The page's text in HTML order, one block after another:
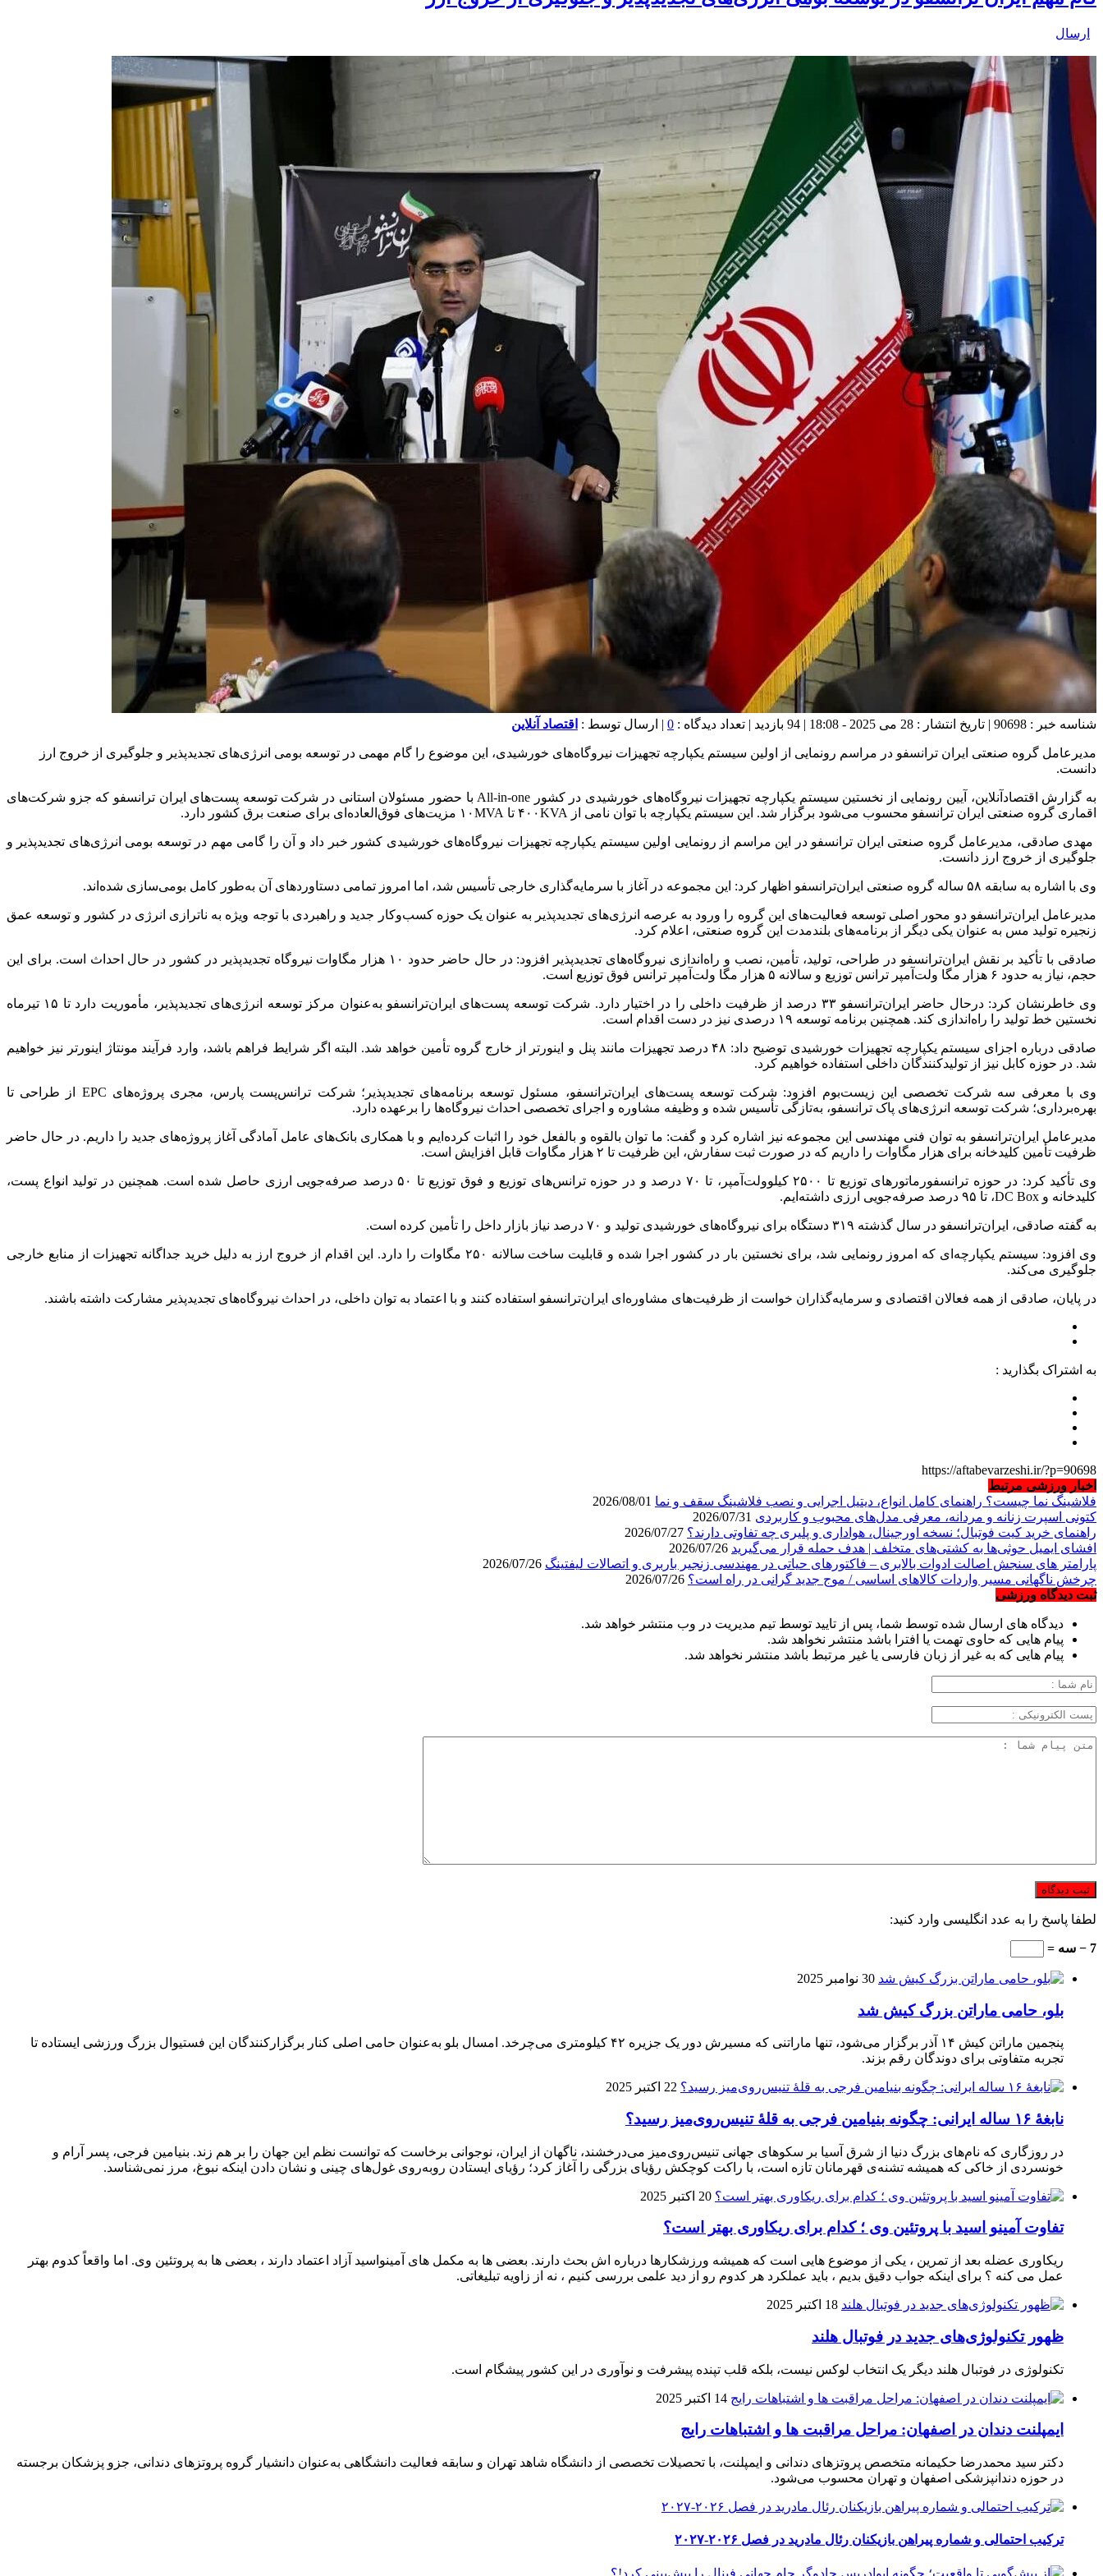
ارسال
شناسه خبر : 90698 | تاریخ انتشار : 28 می 2025 - 18:08 | 94 بازدید | تعداد دیدگاه : 0 | ارسال توسط : اقتصاد آنلاین
مدیرعامل گروه صنعتی ایران‌ ترانسفو در مراسم رونمایی از اولین سیستم یکپارچه تجهیزات نیروگاه‌های خورشیدی، این موضوع را گام مهمی در توسعه بومی انرژی‌های تجدیدپذیر و جلوگیری از خروج ارز
دانست.
به گزارش اقتصادآنلاین، آیین رونمایی از نخستین سیستم یکپارچه تجهیزات نیروگاه‌های خورشیدی در کشور All-in-one با حضور مسئولان استانی در شرکت توسعه پست‌های ایران ترانسفو که جزو شرکت‌‎های
اقماری گروه صنعتی ایران ترانسفو محسوب می‌شود برگزار شد. این سیستم یکپارچه با توان نامی از ۴۰۰KVA تا ۱۰MVA مزیت‌‌های فوق‌العاده‌ای برای صنعت برق کشور دارد.
مهدی صادقی، مدیرعامل گروه صنعتی ایران‌ ترانسفو در این مراسم از رونمایی اولین سیستم یکپارچه تجهیزات نیروگاه‌های خورشیدی کشور خبر داد و آن را گامی مهم در توسعه بومی انرژی‌های تجدیدپذیر و
جلوگیری از خروج ارز دانست.
وی با اشاره به سابقه ۵۸ ساله گروه صنعتی ایران‌ترانسفو اظهار کرد: این مجموعه در آغاز با سرمایه‌گذاری خارجی تأسیس شد، اما امروز تمامی دستاوردهای آن به‌طور کامل بومی‌سازی شده‌اند.
مدیرعامل ایران‌ترانسفو دو محور اصلی توسعه فعالیت‌های این گروه را ورود به عرصه انرژی‌های تجدیدپذیر به عنوان یک حوزه کسب‌وکار جدید و راهبردی با توجه ویژه به ناترازی انرژی در کشور و توسعه عمق
زنجیره تولید مس به عنوان یکی دیگر از برنامه‌های بلندمدت این گروه صنعتی، اعلام کرد.
صادقی با تأکید بر نقش ایران‌ترانسفو در طراحی، تولید، تأمین، نصب و راه‌اندازی نیروگاه‌های تجدیدپذیر افزود: در حال حاضر حدود ۱۰ هزار مگاوات نیروگاه تجدیدپذیر در کشور در حال احداث است. برای این
حجم، نیاز به حدود ۶ هزار مگا ولت‌آمپر ترانس توزیع و سالانه ۵ هزار مگا ولت‌آمپر ترانس فوق توزیع است.
وی خاطرنشان کرد: درحال حاضر ایران‌ترانسفو ۳۳ درصد از ظرفیت داخلی را در اختیار دارد. شرکت توسعه پست‌های ایران‌ترانسفو به‌عنوان مرکز توسعه انرژی‌های تجدیدپذیر، مأموریت دارد تا ۱۵ تیرماه
نخستین خط تولید را راه‌اندازی کند. همچنین برنامه توسعه ۱۹ درصدی نیز در دست اقدام است.
صادقی درباره اجزای سیستم یکپارچه تجهیزات خورشیدی توضیح داد: ۴۸ درصد تجهیزات مانند پنل و اینورتر از خارج گروه تأمین خواهد شد. البته اگر شرایط فراهم باشد، وارد فرآیند مونتاژ اینورتر نیز خواهیم
شد. در حوزه کابل نیز از تولیدکنندگان داخلی استفاده خواهیم کرد.
وی با معرفی سه شرکت تخصصی این زیست‌بوم افزود: شرکت توسعه پست‌های ایران‌ترانسفو، مسئول توسعه برنامه‌های تجدیدپذیر؛ شرکت ترانس‌پست پارس، مجری پروژه‌های EPC از طراحی تا
بهره‌برداری؛ شرکت توسعه انرژی‌های پاک ترانسفو، به‌تازگی تأسیس شده و وظیفه مشاوره و اجرای تخصصی احداث نیروگاه‌ها را برعهده دارد.
مدیرعامل ایران‌ترانسفو به توان فنی مهندسی این مجموعه نیز اشاره کرد و گفت: ما توان بالقوه و بالفعل خود را اثبات کرده‌ایم و با همکاری بانک‌های عامل آمادگی آغاز پروژه‌های جدید را داریم. در حال حاضر
ظرفیت تأمین کلیدخانه برای هزار مگاوات را داریم که در صورت ثبت سفارش، این ظرفیت تا ۲ هزار مگاوات قابل افزایش است.
وی تأکید کرد: در حوزه ترانسفورماتورهای توزیع تا ۲۵۰۰ کیلوولت‌آمپر، تا ۷۰ درصد و در حوزه ترانس‌های توزیع و فوق توزیع تا ۵۰ درصد صرفه‌جویی ارزی حاصل شده است. همچنین در تولید انواع پست،
کلیدخانه و DC Box، تا ۹۵ درصد صرفه‌جویی ارزی داشته‌ایم.
به گفته صادقی، ایران‌ترانسفو در سال گذشته ۳۱۹ دستگاه برای نیروگاه‌های خورشیدی تولید و ۷۰ درصد نیاز بازار داخل را تأمین کرده است.
وی افزود: سیستم یکپارچه‌ای که امروز رونمایی شد، برای نخستین بار در کشور اجرا شده و قابلیت ساخت سالانه ۲۵۰ مگاوات را دارد. این اقدام از خروج ارز به دلیل خرید جداگانه تجهیزات از منابع خارجی
جلوگیری می‌کند.
در پایان، صادقی از همه فعالان اقتصادی و سرمایه‌گذاران خواست از ظرفیت‌های مشاوره‌ای ایران‌ترانسفو استفاده کنند و با اعتماد به توان داخلی، در احداث نیروگاه‌های تجدیدپذیر مشارکت داشته باشند.
به اشتراک بگذارید :
https://aftabevarzeshi.ir/?p=90698
اخبار ورزشی مرتبط
فلاشینگ نما چیست؟ راهنمای کامل انواع، دیتیل اجرایی و نصب فلاشینگ سقف و نما
کتونی اسپرت زنانه و مردانه، معرفی مدل‌های محبوب و کاربردی
راهنمای خرید کیت فوتبال؛ نسخه اورجینال، هواداری و پلیری چه تفاوتی دارند؟
افشای ایمیل حوثی‌ها به کشتی‌های متخلف | هدف حمله قرار می‌گیرید
پارامتر های سنجش اصالت ادوات بالابری – فاکتورهای حیاتی در مهندسی زنجیر باربری و اتصالات لیفتینگ
چرخش ناگهانی مسیر واردات کالاهای اساسی / موج جدید گرانی در راه است؟
ثبت دیدگاه ورزشی
دیدگاه های ارسال شده توسط شما، پس از تایید توسط تیم مدیریت در وب منتشر خواهد شد.
پیام هایی که حاوی تهمت یا افترا باشد منتشر نخواهد شد.
پیام هایی که به غیر از زبان فارسی یا غیر مرتبط باشد منتشر نخواهد شد.
لطفا پاسخ را به عدد انگلیسی وارد کنید:
7 − سه =
30 نوامبر 2025
بلو، حامی ماراتن بزرگ کیش شد
پنجمین ماراتن کیش ۱۴ آذر برگزار می‌شود، تنها ماراتنی که مسیرش دور یک جزیره ۴۲ کیلومتری می‌چرخد. امسال بلو به‌عنوان حامی اصلی کنار برگزارکنندگان این فستیوال بزرگ ورزشی ایستاده تا
تجربه متفاوتی برای دوندگان رقم بزند.
22 اکتبر 2025
نابغهٔ ۱۶ ساله ایرانی: چگونه بنیامین فرجی به قلهٔ تنیس‌روی‌میز رسید؟
در روزگاری که نام‌های بزرگ دنیا از شرق آسیا بر سکوهای جهانی تنیس‌روی‌میز می‌درخشند، ناگهان از ایران، نوجوانی برخاست که توانست نظم این جهان را بر هم زند. بنیامین فرجی، پسر آرام و
خونسردی از خاکی که همیشه تشنه‌ی قهرمانان تازه است، با راکت کوچکش رؤیای بزرگی را آغاز کرد؛ رؤیای ایستادن روبه‌روی غول‌های چینی و نشان دادن اینکه نبوغ، مرز نمی‌شناسد.
20 اکتبر 2025
تفاوت آمینو اسید با پروتئین وی ؛ کدام برای ریکاوری بهتر است؟
ریکاوری عضله بعد از تمرین ، یکی از موضوع‌ هایی‌ است که همیشه ورزشکارها درباره‌ اش بحث دارند. بعضی‌ ها به مکمل‌ های آمینواسید آزاد اعتماد دارند ، بعضی‌ ها به پروتئین وی. اما واقعاً کدوم بهتر
عمل می‌ کنه ؟ برای اینکه جواب دقیق بدیم ، باید عملکرد هر کدوم رو از دید علمی بررسی کنیم ، نه از زاویه تبلیغاتی.
18 اکتبر 2025
ظهور تکنولوژی‌های جدید در فوتبال هلند
تکنولوژی در فوتبال هلند دیگر یک انتخاب لوکس نیست، بلکه قلب تپنده پیشرفت و نوآوری در این کشور پیشگام است.
14 اکتبر 2025
ایمپلنت دندان در اصفهان: مراحل مراقبت ها و اشتباهات رایج
دکتر سید محمدرضا حکیمانه متخصص پروتزهای دندانی و ایمپلنت، با تحصیلات تخصصی از دانشگاه شاهد تهران و سابقه فعالیت دانشگاهی به‌عنوان دانشیار گروه پروتزهای دندانی، جزو پزشکان برجسته
در حوزه دندانپزشکی اصفهان و تهران محسوب می‌شود.
ترکیب احتمالی و شماره پیراهن بازیکنان رئال مادرید در فصل ۲۰۲۶-۲۰۲۷